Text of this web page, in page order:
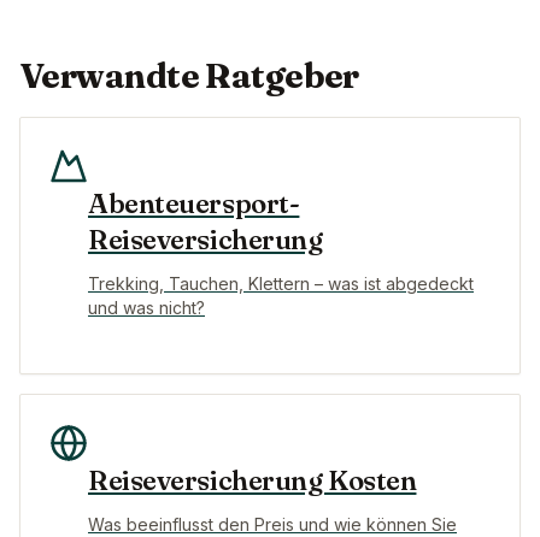
Verwandte Ratgeber
Abenteuersport-
Reiseversicherung
Trekking, Tauchen, Klettern – was ist abgedeckt
und was nicht?
Reiseversicherung Kosten
Was beeinflusst den Preis und wie können Sie